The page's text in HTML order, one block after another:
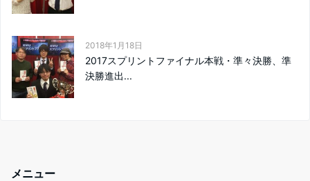
2018年1月18日
2017スプリントファイナル本戦・準々決勝、準
決勝進出...
メニュー